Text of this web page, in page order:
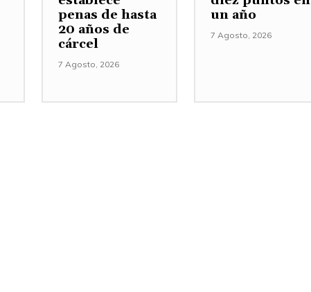
d
n
penas de hasta
20 años de
cárcel
7 Agosto, 2026
un año
7 Agosto, 2026